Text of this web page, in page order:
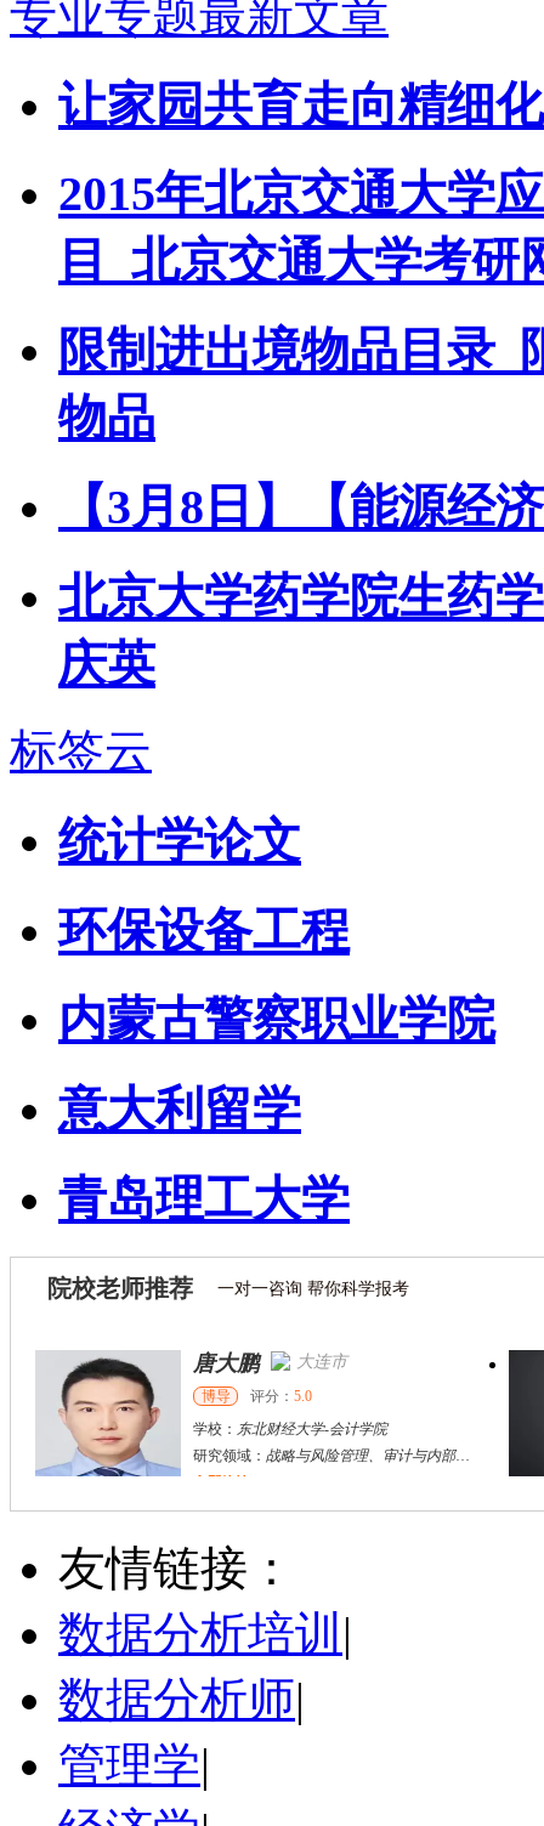
专业专题最新文章
让家园共育走向精细
2015年北京交通大学
目_北京交通大学考研
限制进出境物品目录
物品
【3月8日】【能源经
北京大学药学院生药
庆英
标签云
统计学论文
环保设备工程
内蒙古警察职业学院
意大利留学
青岛理工大学
院校老师推荐 一对一咨询 帮你科学报考
林洲钰 广州市
博导 评分： 5.0
学校： 暨南大学管理学院-管理学院
研究领域： 公司财务与公司治理、新型冠状病毒冲击与企业变革与危机管理、全球重大卫生公共事件背景下企业突围战略与应急管理、危机供应链治理、组织战略与创新创业、战略管理、跨国企业管理、企业技术创新、标准竞争、风险投资
立即咨询
徐** 太原市
硕导
学校：山西财贸职业技术学院
立即咨询
友情链接：
数据分析培训 |
数据分析师|
管理学|